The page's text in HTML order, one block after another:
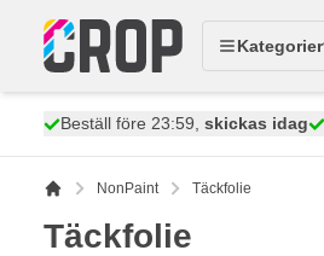
Kategorier
Beställ före 23:59, skickas idag
NonPaint Täckfolie
Täckfolie